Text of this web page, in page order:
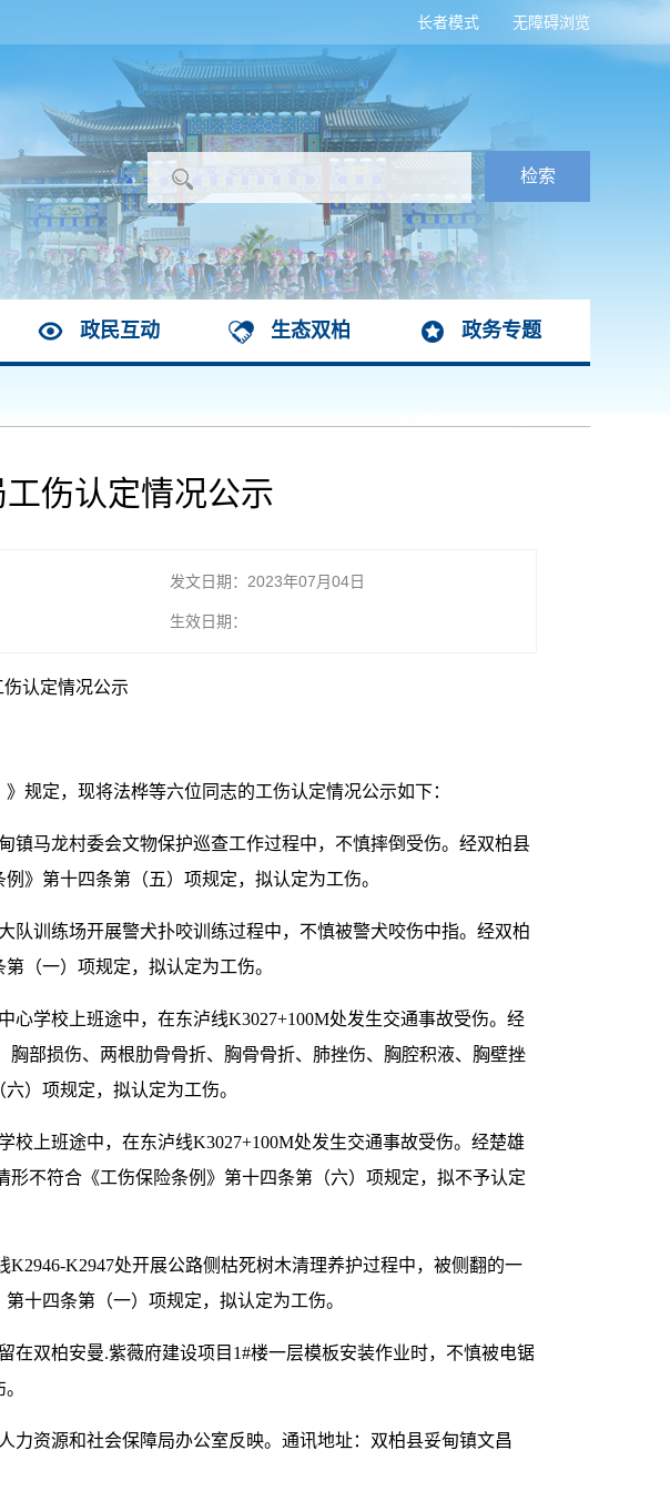
无障碍浏览
长者模式
政民互动 生态双柏 政务专题
伤认定情况公示
发文日期：2023年07月04日
生效日期：
认定情况公示
规定，现将法桦等六位同志的工伤认定情况公示如下：
镇马龙村委会文物保护巡查工作过程中，不慎摔倒受伤。经双柏县
》第十四条第（五）项规定，拟认定为工伤。
队训练场开展警犬扑咬训练过程中，不慎被警犬咬伤中指。经双柏
（一）项规定，拟认定为工伤。
心学校上班途中，在东泸线K3027+100M处发生交通事故受伤。经
部损伤、两根肋骨骨折、胸骨骨折、肺挫伤、胸腔积液、胸壁挫
）项规定，拟认定为工伤。
校上班途中，在东泸线K3027+100M处发生交通事故受伤。经楚雄
不符合《工伤保险条例》第十四条第（六）项规定，拟不予认定
K2947处开展公路侧枯死树木清理养护过程中，被侧翻的一
十四条第（一）项规定，拟认定为工伤。
在双柏安曼.紫薇府建设项目1#楼一层模板安装作业时，不慎被电锯
力资源和社会保障局办公室反映。通讯地址：双柏县妥甸镇文昌